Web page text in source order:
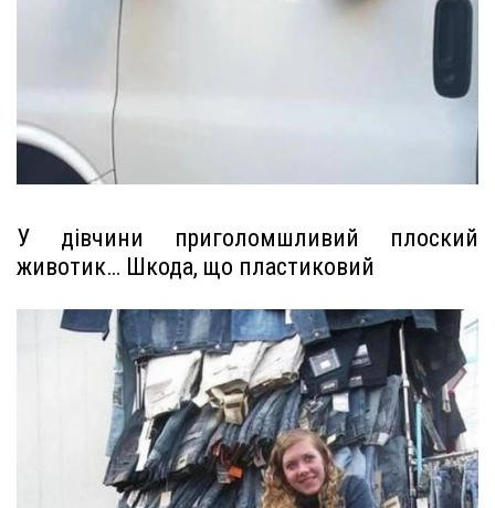
У дівчини приголомшливий плоский
животик… Шкода, що пластиковий